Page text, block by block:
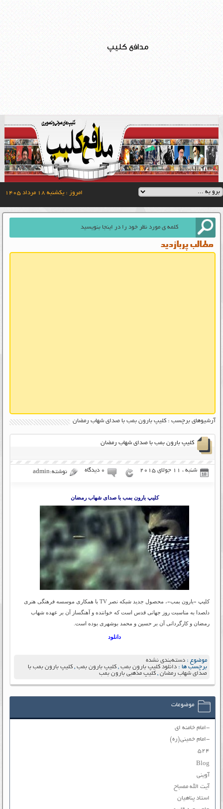
مدافع کلیپ
امروز : یکشنبه ۱۸ مرداد ۱۴۰۵
مطالب پربازدید
آرشیوهای برچسب : کلیپ بارون بمب با صدای شهاب رمضان
کلیپ بارون بمب با صدای شهاب رمضان
شنبه ، 11 جولای 2015 ۰ دیدگاه نوشته:admin
کلیپ بارون بمب با صدای شهاب رمضان
کلیپ «بارون بمب»، محصول جدید شبکه نصر TV با همکاری موسسه فرهنگی هنری
دلصدا به مناسبت روز جهانی قدس است که خواننده و آهنگساز آن بر عهده شهاب
رمضان و کارگردانی آن بر حسین و محمد بوشهری بوده است.
دانلود
موضوع :دسته‌بندی نشده
برچسب ها :دانلود کلیپ بارون بمب ,کلیپ بارون بمب ,کلیپ بارون بمب با
صدای شهاب رمضان ,کلیپ مذهبی بارون بمب
موضوعات
-امام خامنه ای
-امام خمینی(ره)
۵۲۴
Blog
آوینی
آیت الله مصباح
استاد پناهیان